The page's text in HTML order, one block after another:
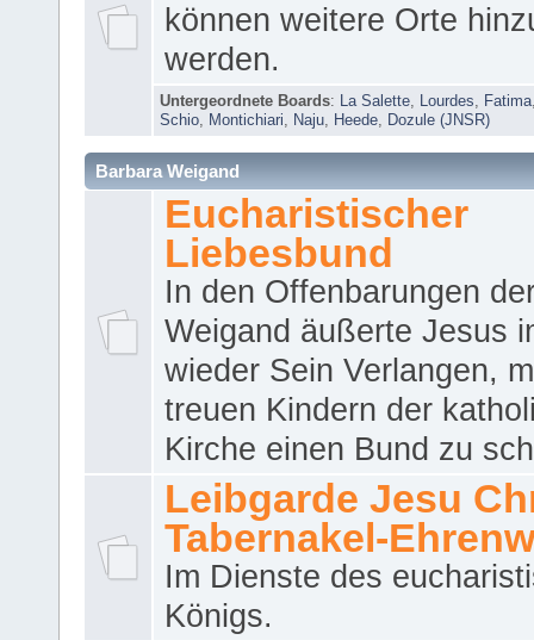
können weitere Orte
werden.
Untergeordnete Boards: La Salette Lourdes Fatima
Schio
Montichiari Naju Heede Dozule (JNSR)
Barbara Weigand
Eucharistischer
Liebesbund
In den Offenbarungen
Weigand äußerte Jesus
wieder Sein Verlangen,
treuen Kindern der
Kirche einen Bund zu
Leibgarde Jesu
Tabernakel-
Im Dienste des
Königs.